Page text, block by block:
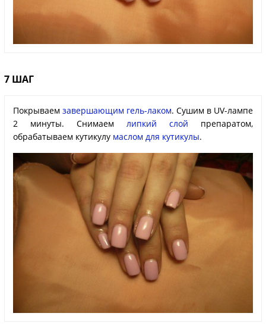
7 ШАГ
Покрываем завершающим гель-лаком. Сушим в UV-лампе
2 минуты. Cнимаем липкий слой препаратом,
обрабатываем кутикулу маслом для кутикулы.